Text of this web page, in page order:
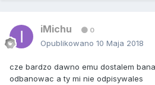
iMichu 0
Opublikowano 10 Maja 2018
cze bardzo dawno emu dostalem
odbanowac a ty mi nie odpisywales